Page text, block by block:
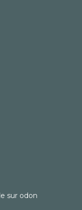
sur odon